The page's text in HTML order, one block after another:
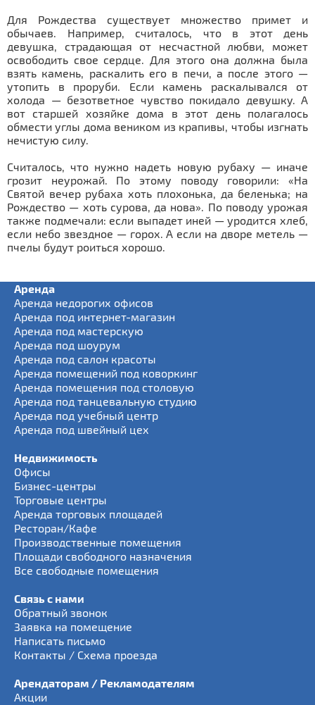
Для Рождества существует множество примет и
обычаев. Например, считалось, что в этот день
девушка, страдающая от несчастной любви, может
освободить свое сердце. Для этого она должна была
взять камень, раскалить его в печи, а после этого —
утопить в проруби. Если камень раскалывался от
холода — безответное чувство покидало девушку. А
вот старшей хозяйке дома в этот день полагалось
обмести углы дома веником из крапивы, чтобы изгнать
нечистую силу.
Считалось, что нужно надеть новую рубаху — иначе
грозит неурожай. По этому поводу говорили: «На
Святой вечер рубаха хоть плохонька, да беленька; на
Рождество — хоть сурова, да нова». По поводу урожая
также подмечали: если выпадет иней — уродится хлеб,
если небо звездное — горох. А если на дворе метель —
пчелы будут роиться хорошо.
Аренда
Аренда недорогих офисов
Аренда под интернет-магазин
Аренда под мастерскую
Аренда под шоурум
Аренда под салон красоты
Аренда помещений под коворкинг
Аренда помещения под столовую
Аренда под танцевальную студию
Аренда под учебный центр
Аренда под швейный цех
Недвижимость
Офисы
Бизнес-центры
Торговые центры
Аренда торговых площадей
Ресторан/Кафе
Производственные помещения
Площади свободного назначения
Все свободные помещения
Связь с нами
Обратный звонок
Заявка на помещение
Написать письмо
Контакты / Схема проезда
Арендаторам / Рекламодателям
Акции